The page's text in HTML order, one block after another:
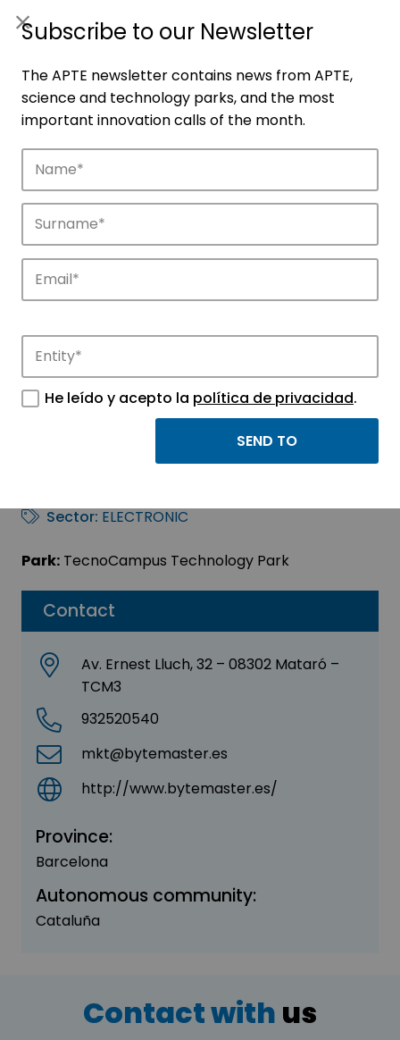
Companies
Discover the companies that drive
innovation in APTE’s parks.
Contact
Av. Ernest Lluch, 32 – 08302 Mataró –
TCM3
932520540
mkt@bytemaster.es
http://www.bytemaster.es/
Province:
Barcelona
Autonomous community:
Cataluña
Bytemaster Servicios
Informaticos, SA
Sector: ELECTRONIC
Park: TecnoCampus Technology Park
Contact with us
Subscribe to our Newsletter
The APTE newsletter contains news from APTE,
science and technology parks, and the most
important innovation calls of the month.
He leído y acepto la política de privacidad.